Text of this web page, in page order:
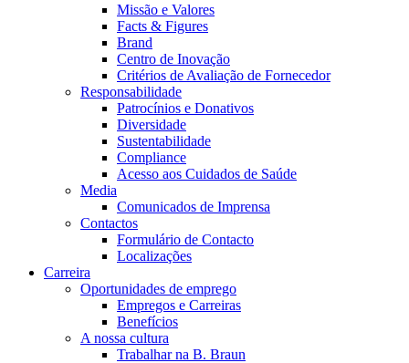
Missão e Valores
Facts & Figures
Brand
Centro de Inovação
Critérios de Avaliação de Fornecedor
Responsabilidade
Patrocínios e Donativos
Diversidade
Sustentabilidade
Compliance
Acesso aos Cuidados de Saúde
Media
Comunicados de Imprensa
Contactos
Formulário de Contacto
Localizações
Carreira
Oportunidades de emprego
Empregos e Carreiras
Benefícios
A nossa cultura
Trabalhar na B. Braun